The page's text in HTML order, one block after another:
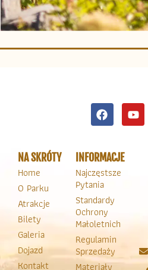
NA SKRÓTY
Home
O Parku
Atrakcje
Bilety
Galeria
Dojazd
Kontakt
INFORMACJE
Najczęstsze
Pytania
Standardy
Ochrony
Małoletnich
Regulamin
Sprzedaży
Materiały